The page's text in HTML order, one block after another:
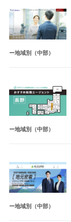
ー地域別（中部）
ー地域別（中部）
ー地域別（中部）